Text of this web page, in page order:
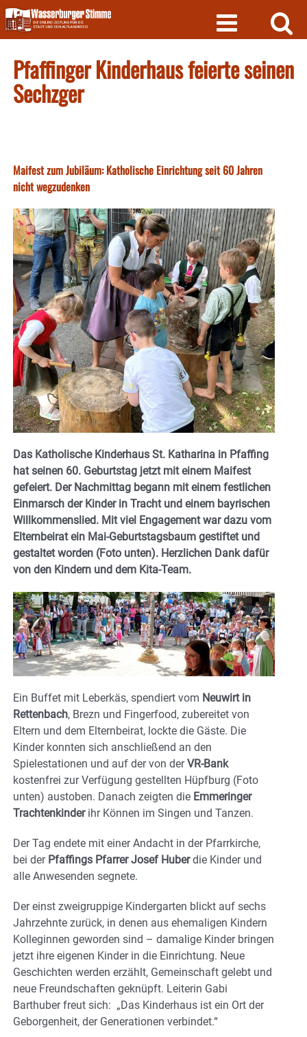
Skip
to
content
Pfaffinger Kinderhaus feierte seinen
Sechzger
Maifest zum Jubiläum: Katholische Einrichtung seit 60 Jahren
nicht wegzudenken
Das Katholische Kinderhaus St. Katharina in Pfaffing
hat seinen 60. Geburtstag jetzt mit einem Maifest
gefeiert. Der Nachmittag begann mit einem festlichen
Einmarsch der Kinder in Tracht und einem bayrischen
Willkommenslied. Mit viel Engagement war dazu vom
Elternbeirat ein Mai-Geburtstagsbaum gestiftet und
gestaltet worden (Foto unten). Herzlichen Dank dafür
von den Kindern und dem Kita-Team.
Ein Buffet mit Leberkäs, spendiert vom Neuwirt in
Rettenbach, Brezn und Fingerfood, zubereitet von
Eltern und dem Elternbeirat, lockte die Gäste. Die
Kinder konnten sich anschließend an den
Spielestationen und auf der von derVR-Bank
kostenfrei zur Verfügung gestellten Hüpfburg (Foto
unten) austoben. Danach zeigten die Emmeringer
Trachtenkinderihr Können im Singen und Tanzen.
Der Tag endete mit einer Andacht in der Pfarrkirche,
bei der Pfaffings Pfarrer Josef Huberdie Kinder und
alle Anwesenden segnete.
Der einst zweigruppige Kindergarten blickt auf sechs
Jahrzehnte zurück, in denen aus ehemaligen Kindern
Kolleginnen geworden sind – damalige Kinder bringen
jetzt ihre eigenen Kinder in die Einrichtung. Neue
Geschichten werden erzählt, Gemeinschaft gelebt und
neue Freundschaften geknüpft. Leiterin Gabi
Barthuber freut sich: „Das Kinderhaus ist ein Ort der
Geborgenheit, der Generationen verbindet.“